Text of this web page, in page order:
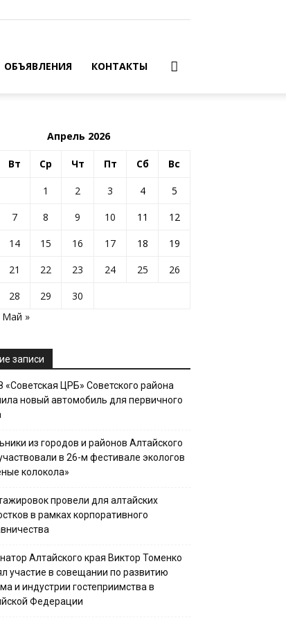
ОБЪЯВЛЕНИЯ КОНТАКТЫ
Апрель 2026
Вт Ср Чт Пт Сб Вс
1 2 3 4
5
7 8 9 10 11
12
14 15 16 17 18
19
21 22 23 24 25
26
28 29
30
Май »
записи
«Советская ЦРБ» Советского района
новый автомобиль для первичного
из городов и районов Алтайского
в 26-м фестивале экологов
колокола»
провели для алтайских
в рамках корпоративного
Алтайского края Виктор Томенко
участие в совещании по развитию
и индустрии гостеприимства в
Федерации